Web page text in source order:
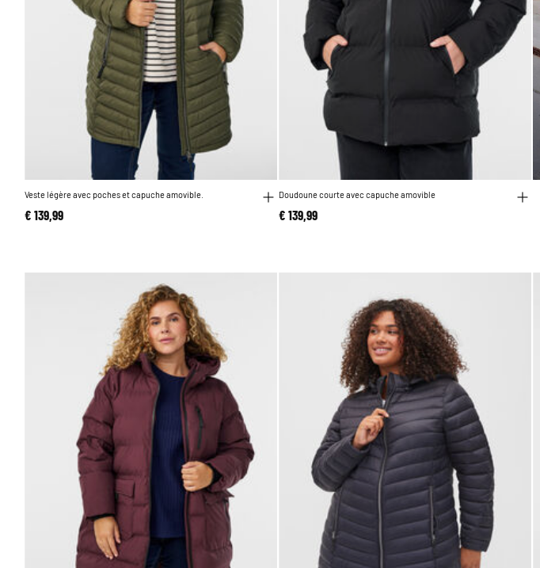
Veste légère avec poches et capuche amovible.
€ 139,99
Doudoune courte avec capuche amovible
€ 139,99